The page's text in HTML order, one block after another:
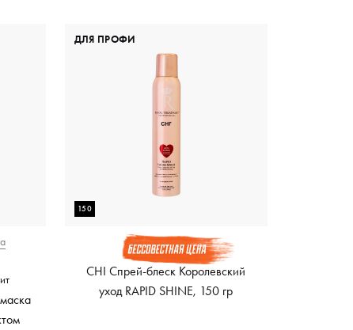
150
CHI Спрей-блеск Королевский
уход RAPID SHINE, 150 гр
ДЛЯ ПРОФИ